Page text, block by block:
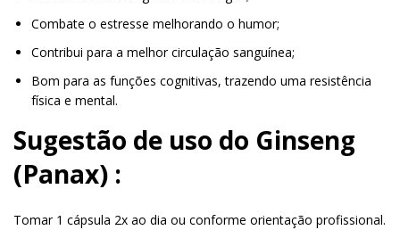
Combate o estresse melhorando o humor;
Contribui para a melhor circulação sanguínea;
Bom para as funções cognitivas, trazendo uma resistência
física e mental.
Sugestão de uso do Ginseng
(Panax) :
Tomar 1 cápsula 2x ao dia ou conforme orientação profissional.